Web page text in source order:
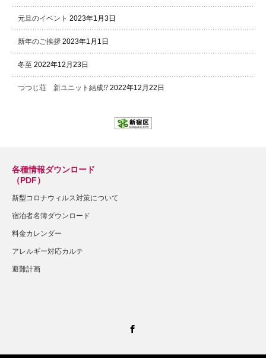
元旦のイベント 2023年1月3日
新年のご挨拶 2023年1月1日
冬至 2022年12月23日
つつじ荘 新ユニット結成⁉ 2022年12月22日
各種情報ダウンロード
（PDF）
新型コロナウィルス対策について
宿泊者名簿ダウンロード
料金カレンダー
アレルギー対応カルテ
避難計画